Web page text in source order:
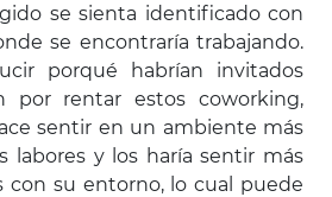
se sienta identificado con
se encontraría trabajando.
porqué habrían invitados
por rentar estos coworking,
sentir en un ambiente más
labores y los haría sentir más
con su entorno, lo cual puede